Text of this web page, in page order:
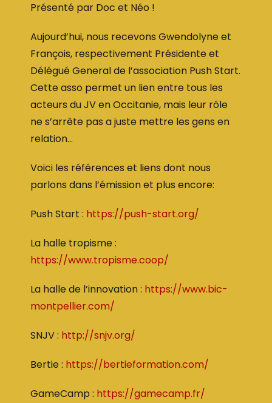
Présenté par Doc et Néo !
Aujourd’hui, nous recevons Gwendolyne et
François, respectivement Présidente et
Délégué General de l’association Push Start.
Cette asso permet un lien entre tous les
acteurs du JV en Occitanie, mais leur rôle
ne s’arrête pas a juste mettre les gens en
relation…
Voici les références et liens dont nous
parlons dans l’émission et plus encore:
Push Start : https://push-start.org/
La halle tropisme :
https://www.tropisme.coop/
La halle de l’innovation : https://www.bic-
montpellier.com/
SNJV : http://snjv.org/
Bertie : https://bertieformation.com/
GameCamp : https://gamecamp.fr/